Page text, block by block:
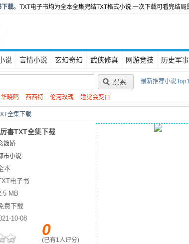
下载。TXT电子书均为全本全集完结TXT格式小说.一次下载可看完结
说 言情小说 玄幻奇幻 武侠修真 网游竞技 历史军事
最新推荐小说
华晓鸥 西西特 伦河玫瑰
睡觉会变白
全集下载
害TXT全集下载
笯娇
市小说
本
电子书
MB
费下载
10-08
0
(已有1人评分)